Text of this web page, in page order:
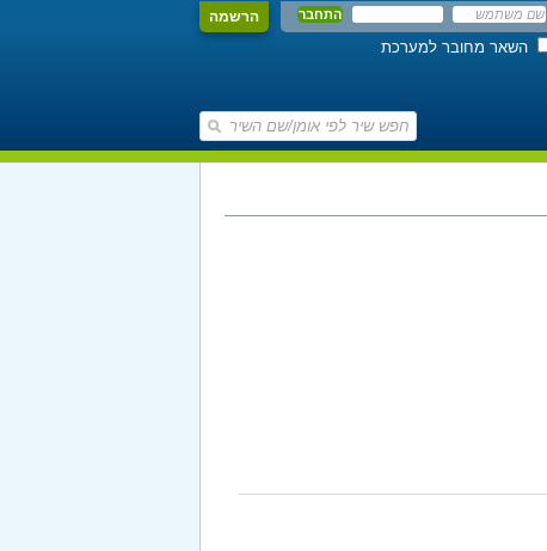
הרשמה
השאר מחובר למערכת